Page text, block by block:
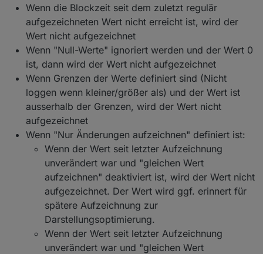
Wenn die Blockzeit seit dem zuletzt regulär
aufgezeichneten Wert nicht erreicht ist, wird der
Wert nicht aufgezeichnet
Wenn "Null-Werte" ignoriert werden und der Wert 0
ist, dann wird der Wert nicht aufgezeichnet
Wenn Grenzen der Werte definiert sind (Nicht
loggen wenn kleiner/größer als) und der Wert ist
ausserhalb der Grenzen, wird der Wert nicht
aufgezeichnet
Wenn "Nur Änderungen aufzeichnen" definiert ist:
Wenn der Wert seit letzter Aufzeichnung
unverändert war und "gleichen Wert
aufzeichnen" deaktiviert ist, wird der Wert nicht
aufgezeichnet. Der Wert wird ggf. erinnert für
spätere Aufzeichnung zur
Darstellungsoptimierung.
Wenn der Wert seit letzter Aufzeichnung
unverändert war und "gleichen Wert